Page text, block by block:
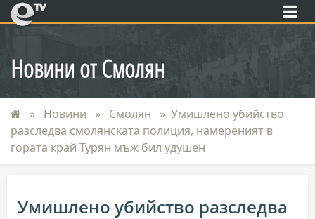
eTV
Новини от Смолян
Новини Смолян
Умишлено убийство
разследва смолянската полиция, намереният в
гората край Турян мъж бил удушен
Умишлено убийство разследва